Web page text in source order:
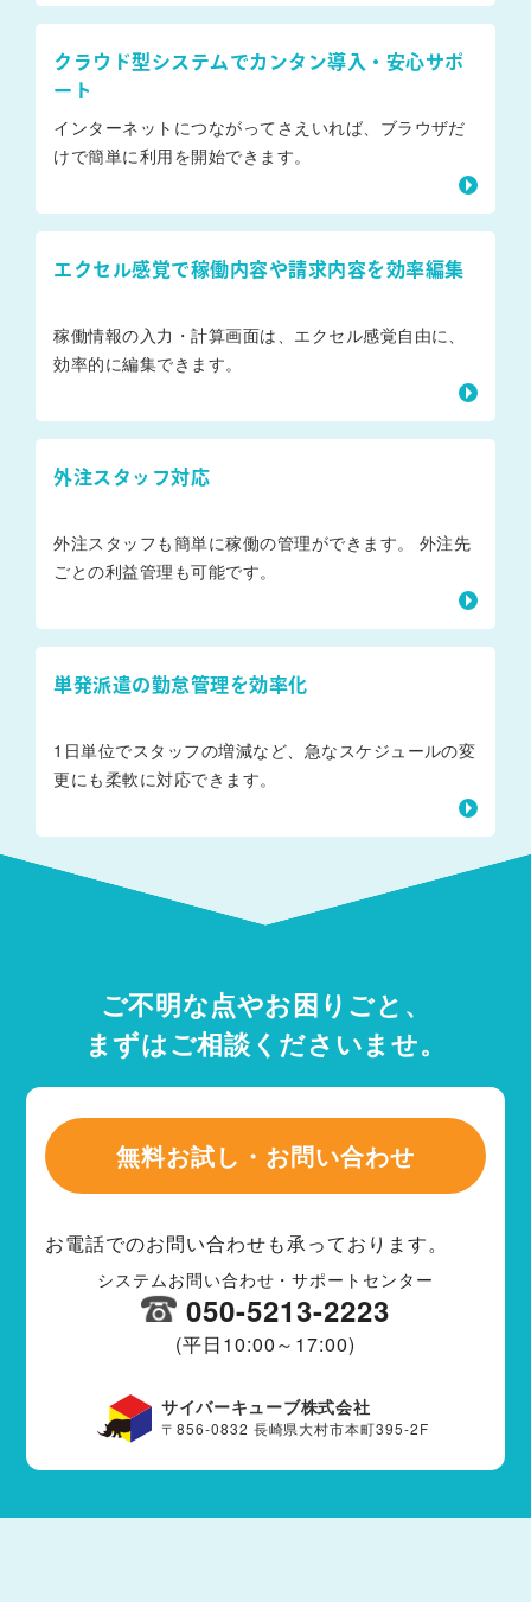
クラウド型システムでカンタン導入・安心サポ
ート
インターネットにつながってさえいれば、ブラウザだ
けで簡単に利用を開始できます。
エクセル感覚で稼働内容や請求内容を効率編集
稼働情報の入力・計算画面は、エクセル感覚自由に、
効率的に編集できます。
外注スタッフ対応
外注スタッフも簡単に稼働の管理ができます。 外注先
ごとの利益管理も可能です。
単発派遣の勤怠管理を効率化
1日単位でスタッフの増減など、急なスケジュールの変
更にも柔軟に対応できます。
ご不明な点やお困りごと、
まずはご相談くださいませ。
無料お試し・お問い合わせ
お電話でのお問い合わせも承っております。
システムお問い合わせ・サポートセンター
050-5213-2223
(平日10:00～17:00)
サイバーキューブ株式会社
〒856-0832 長崎県大村市本町395-2F